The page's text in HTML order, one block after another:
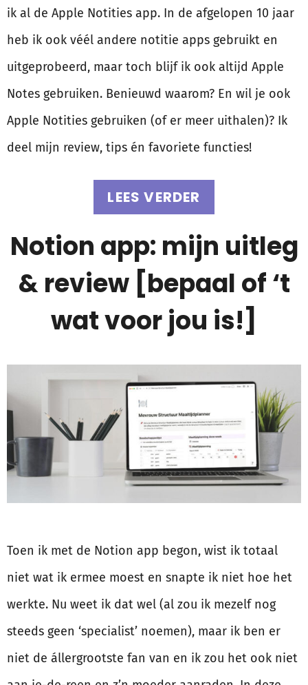
ik al de Apple Notities app. In de afgelopen 10 jaar
heb ik ook véél andere notitie apps gebruikt en
uitgeprobeerd, maar toch blijf ik ook altijd Apple
Notes gebruiken. Benieuwd waarom? En wil je ook
Apple Notities gebruiken (of er meer uithalen)? Ik
deel mijn review, tips én favoriete functies!
LEES VERDER
Notion app: mijn uitleg
& review [bepaal of ‘t
wat voor jou is!]
Toen ik met de Notion app begon, wist ik totaal
niet wat ik ermee moest en snapte ik niet hoe het
werkte. Nu weet ik dat wel (al zou ik mezelf nog
steeds geen ‘specialist’ noemen), maar ik ben er
niet de állergrootste fan van en ik zou het ook niet